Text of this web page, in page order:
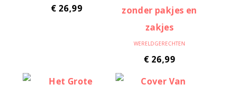
€ 26,99
WERELDGERECHTEN
€ 26,99